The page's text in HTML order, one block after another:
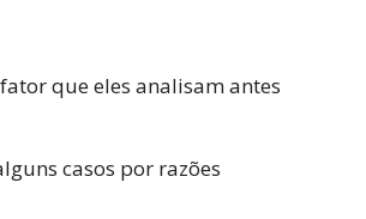
que eles analisam antes
casos por razões